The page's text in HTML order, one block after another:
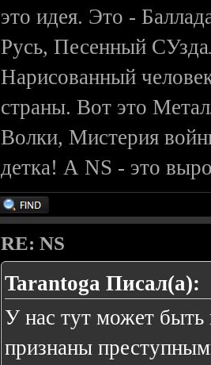
это идея. Это -
Русь, Песенный
Нарисованный
страны. Вот это
Волки, Мистерия
детка! А NS - это
RE: NS
Tarantoga Писал(а):
У нас тут может
признаны